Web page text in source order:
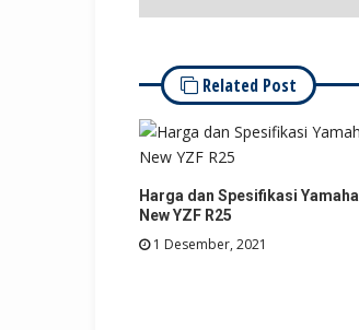
Related Post
Harga dan Spesifikasi Yamaha
New YZF R25
1 Desember, 2021